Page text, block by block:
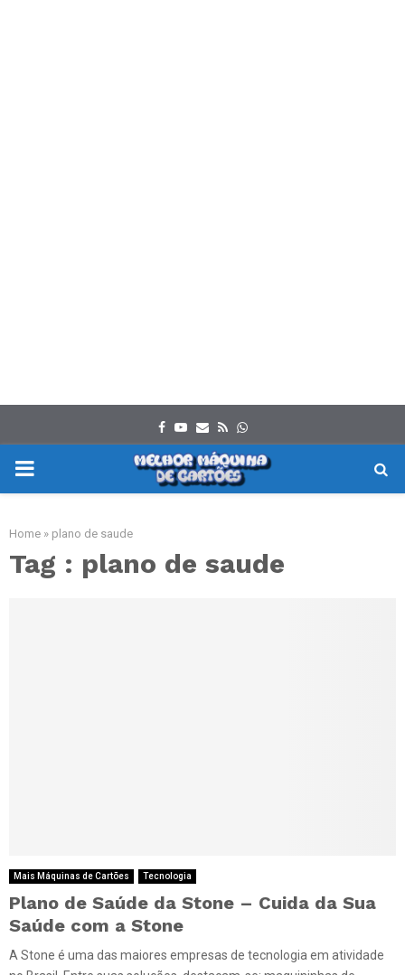
Facebook
Youtube
Email
RssWhatsapp
PRIMARY
Home » plano de saude
Tag : plano de saude
Mais Máquinas de Cartões Tecnologia
Plano de Saúde da Stone – Cuida da Sua
Saúde com a Stone
A Stone é uma das maiores empresas de tecnologia em atividade